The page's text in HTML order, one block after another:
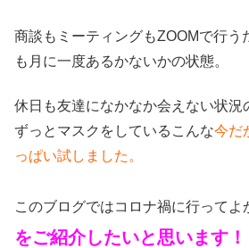
商談もミーティングもZOOMで行う
も月に一度あるかないかの状態。
休日も友達になかなか会えない状況
ずっとマスクをしているこんな今だ
っぱい試しました。
このブログではコロナ禍に行ってよ
をご紹介したいと思います！